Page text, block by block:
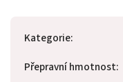
Kategorie:
Přepravní hmotnost: